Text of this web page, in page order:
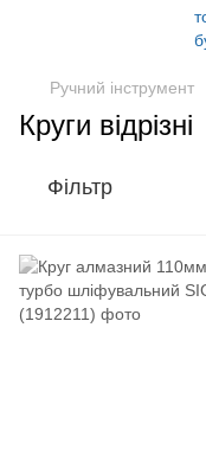
Ручний інструмент
Круги відрізні
Фільтр